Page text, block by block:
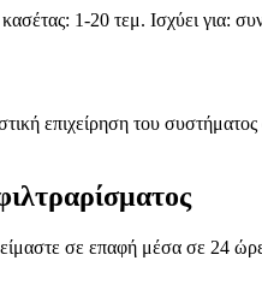
1-20 τεμ. Ισχύει για:
επιχείρηση του
είμαστε σε επαφή μέσα σε 24